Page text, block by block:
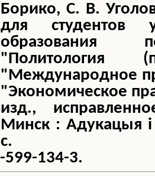
Борико, С. В.
для студентов
образования
"Политология
"Международное
"Экономическое
изд.,
Минск : Адукацыя i
с.
599-134-3.